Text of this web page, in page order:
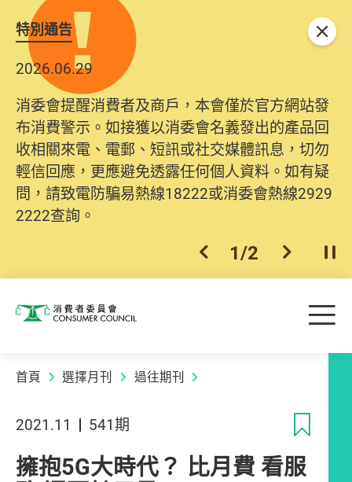
特別通告
2026.06.29
消委會提醒消費者及商戶，本會僅於官方網站發
布消費警示。如接獲以消委會名義發出的產品回
收相關來電、電郵、短訊或社交媒體訊息，切勿
輕信回應，更應避免透露任何個人資料。如有疑
問，請致電防騙易熱線18222或消委會熱線2929
2222查詢。
上一個
1/2 下一個開
關閉
消費者委員會 目
首頁 選擇月刊 過往期刊
2021.11 541期
擁抱5G大時代？ 比月費 看服